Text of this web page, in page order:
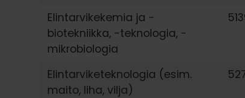
Elintarvikekemia ja -
biotekniikka, -teknologia, -
mikrobiologia
Elintarviketeknologia (esim.
maito, liha, vilja)